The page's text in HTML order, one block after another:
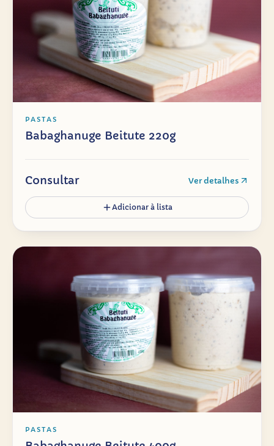
PASTAS
Babaghanuge Beitute 220g
Consultar Ver detalhes
Adicionar à lista
PASTAS